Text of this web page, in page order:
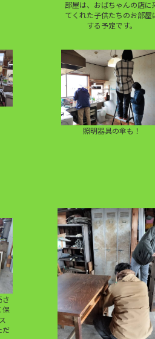
部屋は、おばちゃんの店に
てくれた子供たちのお部屋
する予定です。
照明器具の傘も！
保
だ